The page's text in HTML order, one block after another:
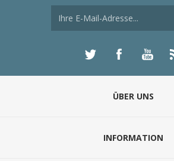
ÜBER UNS
INFORMATION